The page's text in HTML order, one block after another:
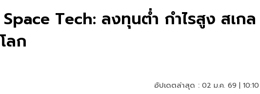
Tech: ลงทุนต่ำ กำไรสูง สเกล
ลก
อัปเดตล่าสุด : 02 ม.ค. 69 |